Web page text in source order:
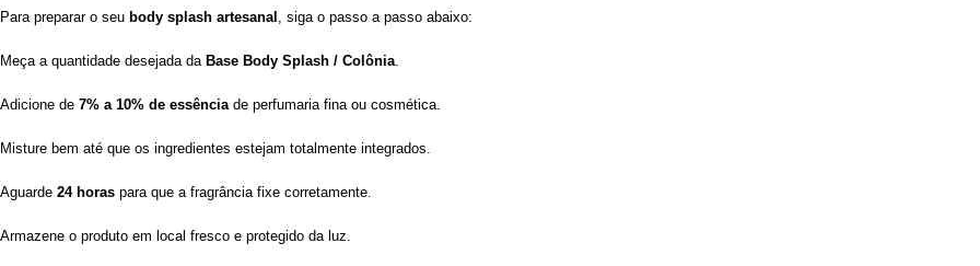
Para preparar o seu body splash artesanal , siga o passo a passo abaixo:
Meça a quantidade desejada da Base Body Splash / Colônia
Adicione de 7% a 10% de essência de perfumaria fina ou cosmética.
Misture bem até que os ingredientes estejam totalmente integrados.
Aguarde 24 horas para que a fragrância fixe corretamente.
Armazene o produto em local fresco e protegido da luz.